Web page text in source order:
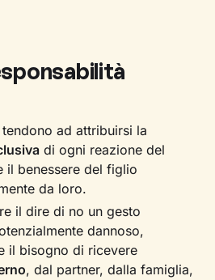
ad attribuirsi la
di ogni reazione del
il benessere del figlio
da loro.
il dire di no un gesto
dannoso,
il bisogno di ricevere
, dal partner, dalla famiglia,